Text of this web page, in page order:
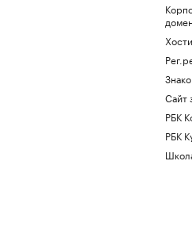
Сайт
РБК
РБК